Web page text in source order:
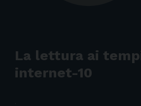
La lettura ai
internet-10